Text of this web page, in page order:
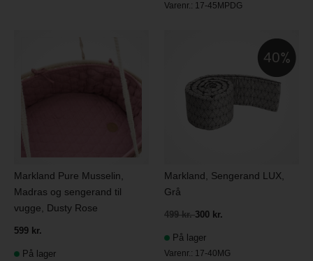
Varenr.: 17-45MPDG
Markland Pure Musselin,
Madras og sengerand til
vugge, Dusty Rose
599 kr.
På lager
40
Markland, Sengerand LUX,
Grå
499 kr.300 kr.
På lager
Varenr.: 17-40MG